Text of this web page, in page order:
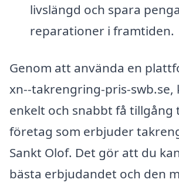
livslängd och spara
reparationer i framtiden.
Genom att använda en
xn--takrengring-pris-swb.se,
enkelt och snabbt få tillgång
företag som erbjuder
Sankt Olof. Det gör att du
bästa erbjudandet och den